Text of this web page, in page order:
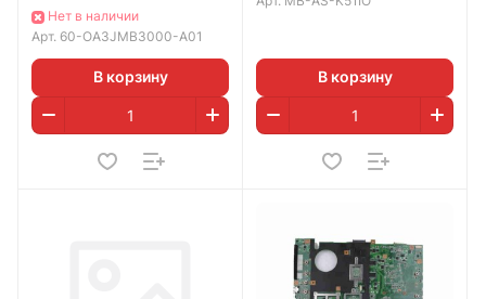
разбора)
Нет в наличии
Арт. 60-OA3JMB3000-A01
В корзину В корзину